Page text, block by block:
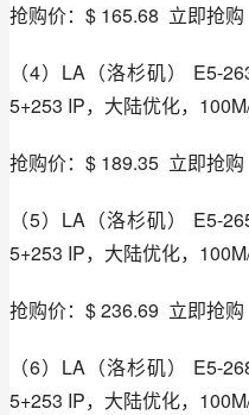
抢购价：$ 165.68  立即抢购
（4）LA（洛杉矶） E5-
5+253 IP，大陆优化，100M/
抢购价：$ 189.35  立即抢购
（5）LA（洛杉矶） E5-
5+253 IP，大陆优化，100M/
抢购价：$ 236.69  立即抢购
（6）LA（洛杉矶） E5-
5+253 IP，大陆优化，100M/